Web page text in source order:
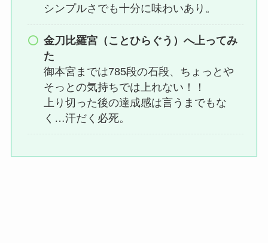
シンプルさでも十分に味わいあり。
金刀比羅宮（ことひらぐう）へ上ってみ
た
御本宮までは785段の石段、ちょっとや
そっとの気持ちでは上れない！！
上り切った後の達成感は言うまでもな
く…汗だく必死。